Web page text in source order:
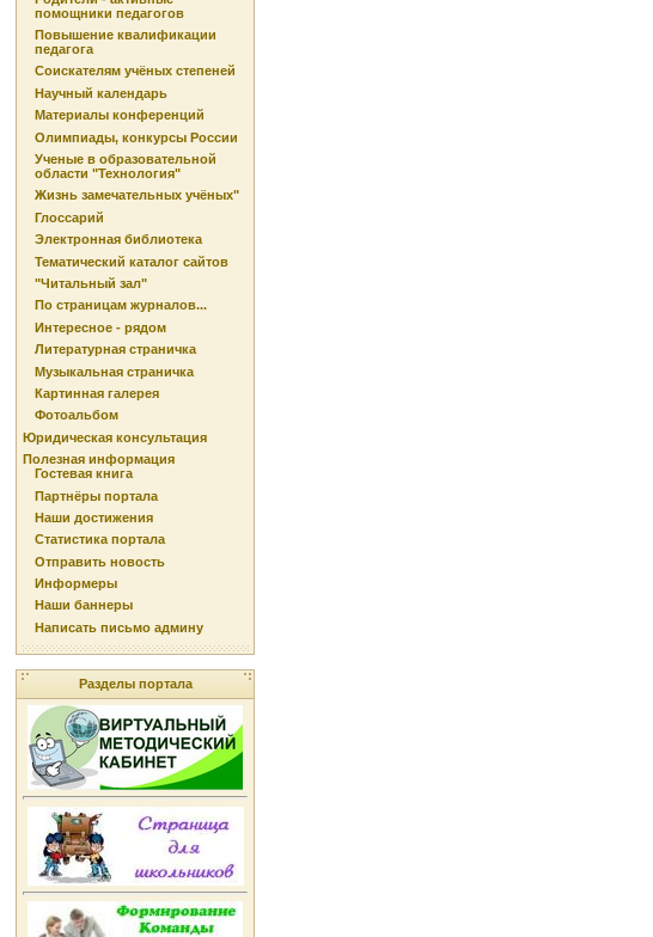
помощники педагогов
Повышение квалификации
педагога
Соискателям учёных степеней
Научный календарь
Материалы конференций
Олимпиады, конкурсы России
Ученые в образовательной
области "Технология"
Жизнь замечательных учёных"
Глоссарий
Электронная библиотека
Тематический каталог сайтов
"Читальный зал"
По страницам журналов...
Интересное - рядом
Литературная страничка
Музыкальная страничка
Картинная галерея
Фотоальбом
Юридическая консультация
Полезная информация
Гостевая книга
Партнёры портала
Наши достижения
Статистика портала
Отправить новость
Информеры
Наши баннеры
Написать письмо админу
Разделы портала